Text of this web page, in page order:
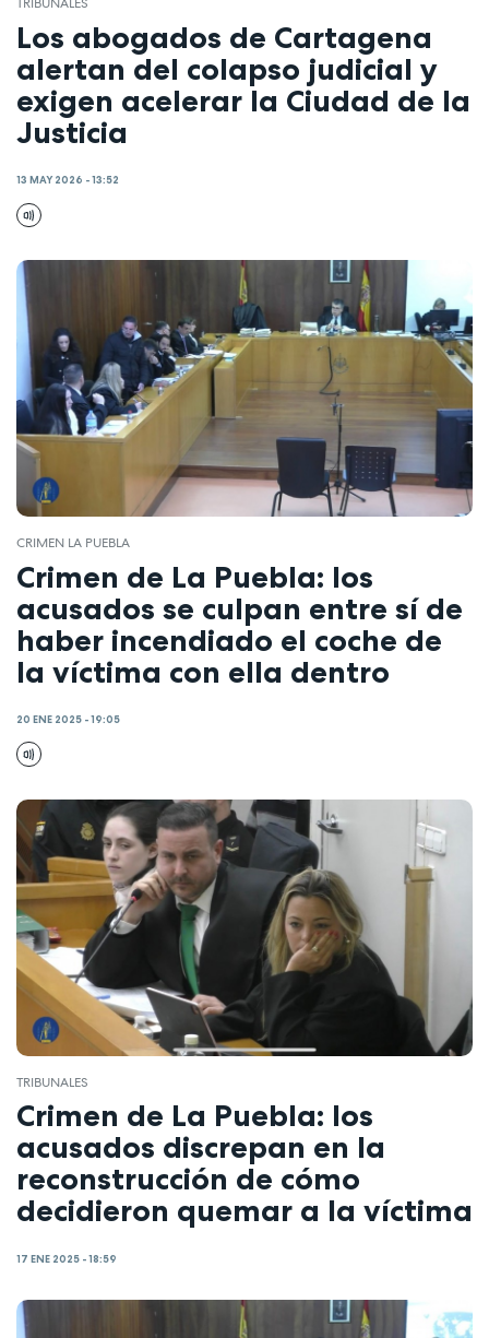
TRIBUNALES
Los abogados de Cartagena
alertan del colapso judicial y
exigen acelerar la Ciudad de la
Justicia
13 MAY 2026 - 13:52
CRIMEN LA PUEBLA
Crimen de La Puebla: los
acusados se culpan entre sí de
haber incendiado el coche de
la víctima con ella dentro
20 ENE 2025 - 19:05
TRIBUNALES
Crimen de La Puebla: los
acusados discrepan en la
reconstrucción de cómo
decidieron quemar a la víctima
17 ENE 2025 - 18:59